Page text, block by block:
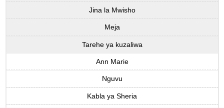
Jina la Mwisho
Meja
Tarehe ya kuzaliwa
Ann Marie
Nguvu
Kabla ya Sheria